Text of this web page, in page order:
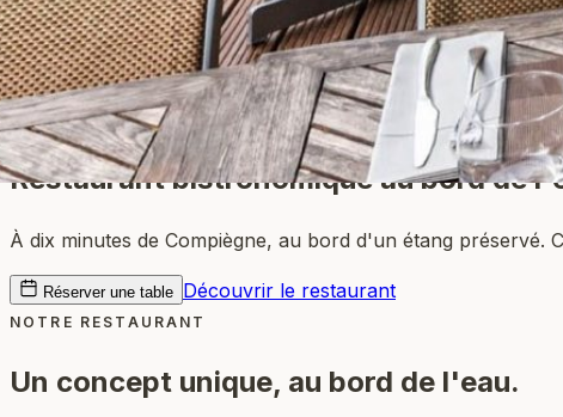
Restaurant bistronomique au bord de
À dix minutes de Compiègne, au bord d'un étang préservé.
Réserver une table Découvrir le restaurant
NOTRE RESTAURANT
Un concept unique, au bord de l'eau.